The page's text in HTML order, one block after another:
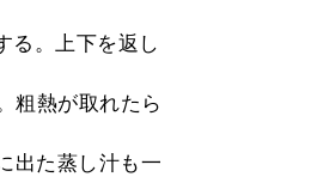
。上下を返し
粗熱が取れたら
出た蒸し汁も一